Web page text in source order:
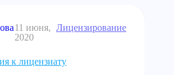
11 июня,
2020
Лицензирование
к лицензиату